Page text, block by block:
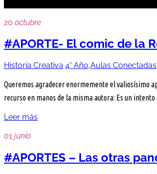
20 octubre
#APORTE- El comic de la
Historia Creativa 4° Año,Aulas Conectadas
Queremos agradecer enormemente el valiosísimo
recurso en manos de la misma autora: Es un
Leer más
01 junio
#APORTES – Las otras